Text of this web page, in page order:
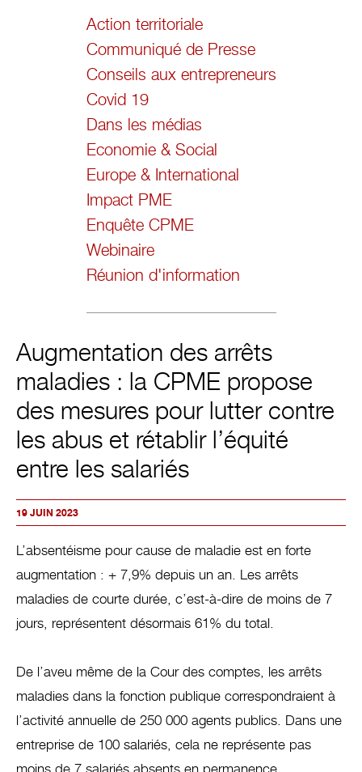
Action territoriale
Communiqué de Presse
Conseils aux entrepreneurs
Covid 19
Dans les médias
Economie & Social
Europe & International
Impact PME
Enquête CPME
Webinaire
Réunion d'information
Augmentation des arrêts
maladies : la CPME propose
des mesures pour lutter contre
les abus et rétablir l’équité
entre les salariés
19 JUIN 2023
L’absentéisme pour cause de maladie est en forte
augmentation : + 7,9% depuis un an. Les arrêts
maladies de courte durée, c’est-à-dire de moins de 7
jours, représentent désormais 61% du total.
De l’aveu même de la Cour des comptes, les arrêts
maladies dans la fonction publique correspondraient à
l’activité annuelle de 250 000 agents publics. Dans une
entreprise de 100 salariés, cela ne représente pas